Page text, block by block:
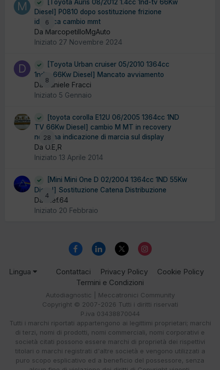
6
[Toyota Auris 08/2012 1.4cc 1nd-tv 66Kw
Diesel] P0810 dopo sostituzione frizione
idraulica cambio mmt
Da MarcopetilloMgAuto
Iniziato 27 Novembre 2024
8
[Toyota Urban cruiser 05/2010 1364cc
1ndtv 66Kw Diesel] Mancato avviamento
Da Daniele Fracci
Iniziato 5 Gennaio
28
[toyota corolla E12U 06/2005 1364cc 1ND
TV 66Kw Diesel] cambio M MT in recovery
nessuna indicazione di marcia sul display
Da O.E,R
Iniziato 13 Aprile 2014
4
[Mini Mini One D 02/2004 1364cc 1ND 55Kw
Diesel] Sostituzione Catena Distribuzione
Da Stef.64
Iniziato 20 Febbraio
Lingua Contattaci Privacy Policy
Cookie Policy
Termini e Condizioni
Autodiagnostic | Meccatronici Community
Copyright © 2007-2026 Tutti i diritti riservati
P.iva 03438870044
Tutti i marchi riportati appartengono ai legittimi proprietari; marchi
di terzi, nomi di prodotti, nomi commerciali, nomi corporativi e
società citati possono essere marchi di proprietà dei rispettivi
titolari o marchi registrati d'altre società e vengono utilizzati a
puro scopo esplicativo ed a beneficio del possessore, senza